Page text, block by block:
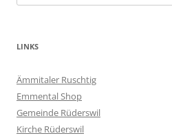
nach:
LINKS
Ämmitaler Ruschtig
Emmental Shop
Gemeinde Rüderswil
Kirche Rüderswil